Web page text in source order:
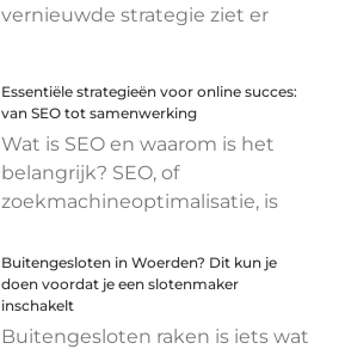
vernieuwde strategie ziet er
Essentiële strategieën voor online succes:
van SEO tot samenwerking
Wat is SEO en waarom is het
belangrijk? SEO, of
zoekmachineoptimalisatie, is
Buitengesloten in Woerden? Dit kun je
doen voordat je een slotenmaker
inschakelt
Buitengesloten raken is iets wat